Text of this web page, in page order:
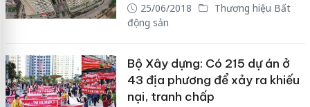
25/06/2018
Thương hiệu Bất
động sản
Bộ Xây dựng: Có 215 dự án ở
43 địa phương để xảy ra khiếu
nại, tranh chấp